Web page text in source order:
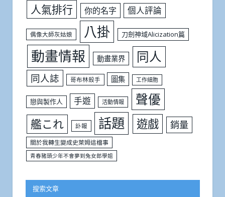
人氣排行 你的名字 個人評論
偶像大師灰姑娘 八掛 刀劍神域Alicization篇
動畫情報 動畫業界 同人
同人誌 哥布林殺手 圖集 工作細胞
戀與製作人 手遊 活動情報 聲優
艦これ 訃報 話題 遊戲 銷量
關於我轉生變成史萊姆這檔事
青春豬頭少年不會夢到兔女郎學姐
搜索文章